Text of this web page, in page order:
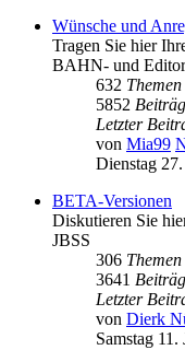
Wünsche und
Tragen Sie hier
BAHN- und
632 Themen
5852
Letzter
von Mia99
Dienstag
BETA-Versionen
Diskutieren Sie
JBSS
306 Themen
3641
Letzter
von Dierk
Samstag